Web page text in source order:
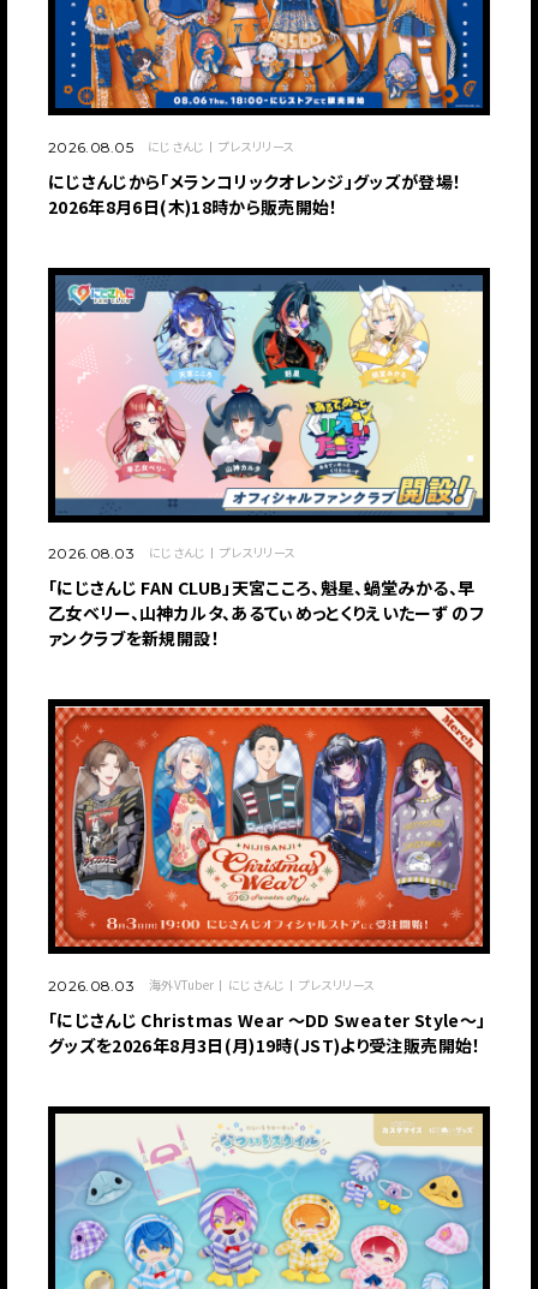
2026.08.05 にじさんじ プレスリリース
にじさんじから「メランコリックオレンジ」グッズが登場！
2026年8月6日(木)18時から販売開始！
2026.08.03 にじさんじ プレスリリース
「にじさんじ FAN CLUB」天宮こころ、魁星、蝸堂みかる、早
乙女ベリー、山神カルタ、あるてぃめっとくりえいたーず のフ
ァンクラブを新規開設！
2026.08.03 海外VTuber にじさんじ プレスリリース
「にじさんじ Christmas Wear 〜DD Sweater Style〜」
グッズを2026年8月3日(月)19時(JST)より受注販売開始！